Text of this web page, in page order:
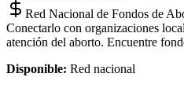
Red Nacional de Fondos de
Conectarlo con organizaciones
atención del aborto. Encuentre
Disponible: Red nacional